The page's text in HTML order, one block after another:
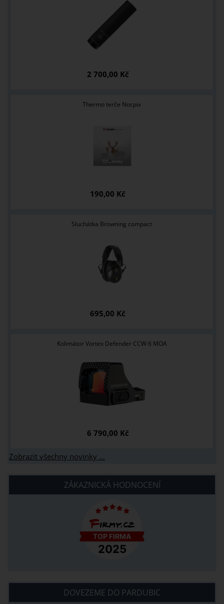
2 700,00 Kč
Thermo terče Nocpix
190,00 Kč
Sluchátka Browning compact
695,00 Kč
Kolimátor Vortex Defender CCW 6 MOA
6 790,00 Kč
Zobrazit všechny novinky ...
ZÁKAZNICKÁ HODNOCENÍ
DOVEZEME DO PARDUBIC